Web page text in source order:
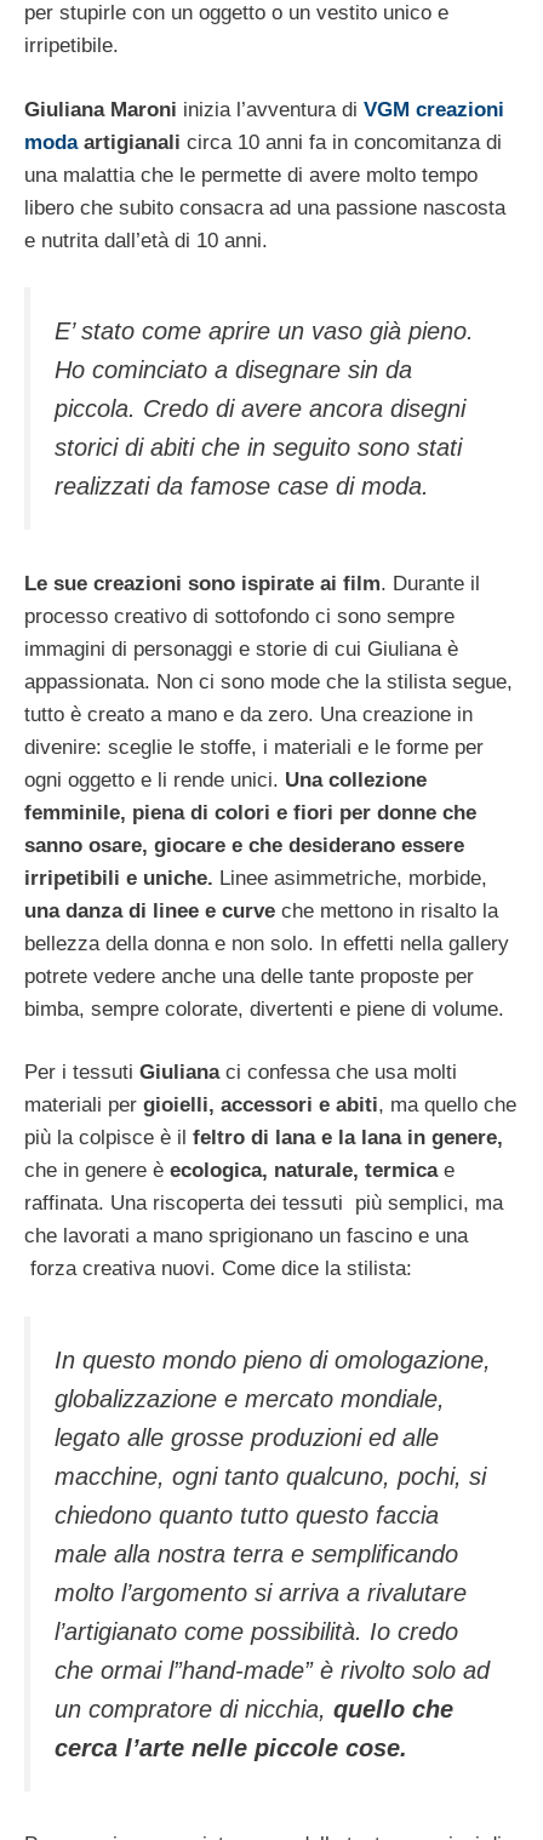
per stupirle con un oggetto o un vestito unico e
irripetibile.
Giuliana Maroni inizia l’avventura di VGM creazioni
moda artigianali circa 10 anni fa in concomitanza di
una malattia che le permette di avere molto tempo
libero che subito consacra ad una passione nascosta
e nutrita dall’età di 10 anni.
E’ stato come aprire un vaso già pieno.
Ho cominciato a disegnare sin da
piccola. Credo di avere ancora disegni
storici di abiti che in seguito sono stati
realizzati da famose case di moda.
Le sue creazioni sono ispirate ai film. Durante il
processo creativo di sottofondo ci sono sempre
immagini di personaggi e storie di cui Giuliana è
appassionata. Non ci sono mode che la stilista segue,
tutto è creato a mano e da zero. Una creazione in
divenire: sceglie le stoffe, i materiali e le forme per
ogni oggetto e li rende unici. Una collezione
femminile, piena di colori e fiori per donne che
sanno osare, giocare e che desiderano essere
irripetibili e uniche. Linee asimmetriche, morbide,
una danza di linee e curve che mettono in risalto la
bellezza della donna e non solo. In effetti nella gallery
potrete vedere anche una delle tante proposte per
bimba, sempre colorate, divertenti e piene di volume.
Per i tessuti Giulianaci confessa che usa molti
materiali per gioielli, accessori e abiti, ma quello che
più la colpisce è il feltro di lana e la lana in genere,
che in genere è ecologica, naturale, termica e
raffinata. Una riscoperta dei tessuti più semplici, ma
che lavorati a mano sprigionano un fascino e una
forza creativa nuovi. Come dice la stilista:
In questo mondo pieno di omologazione,
globalizzazione e mercato mondiale,
legato alle grosse produzioni ed alle
macchine, ogni tanto qualcuno, pochi, si
chiedono quanto tutto questo faccia
male alla nostra terra e semplificando
molto l’argomento si arriva a rivalutare
l’artigianato come possibilità. Io credo
che ormai l”hand-made” è rivolto solo ad
un compratore di nicchia, quello che
cerca l’arte nelle piccole cose.